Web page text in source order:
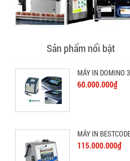
Sản phẩm nổi bật
MÁY IN DOMINO
60.000.000₫
MÁY IN
115.000.000₫